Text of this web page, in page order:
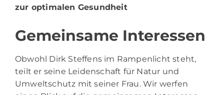
zur optimalen Gesundheit
Gemeinsame Interessen
Obwohl Dirk Steffens im Rampenlicht steht,
teilt er seine Leidenschaft für Natur und
Umweltschutz mit seiner Frau. Wir werfen